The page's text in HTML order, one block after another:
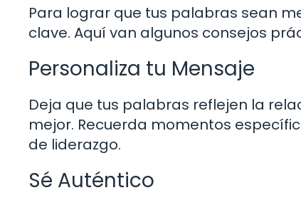
Para lograr que tus palabras sean
clave. Aquí van algunos consejos
Personaliza tu Mensaje
Deja que tus palabras reflejen la
mejor. Recuerda momentos
de liderazgo.
Sé Auténtico